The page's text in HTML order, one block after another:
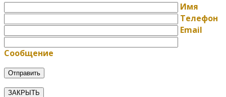
Имя
Телефон
Email
Сообщение
ЗАКРЫТЬ